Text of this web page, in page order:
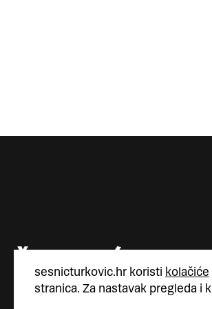
sesnicturkovic.hr koristi kolačiće
stranica. Za nastavak pregleda i